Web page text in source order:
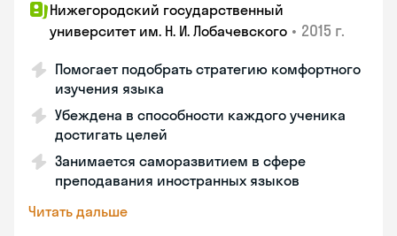
Нижегородский государственный
университет им. Н. И. Лобачевского • 2015 г.
Помогает подобрать стратегию комфортного
изучения языка
Убеждена в способности каждого ученика
достигать целей
Занимается саморазвитием в сфере
преподавания иностранных языков
Читать дальше